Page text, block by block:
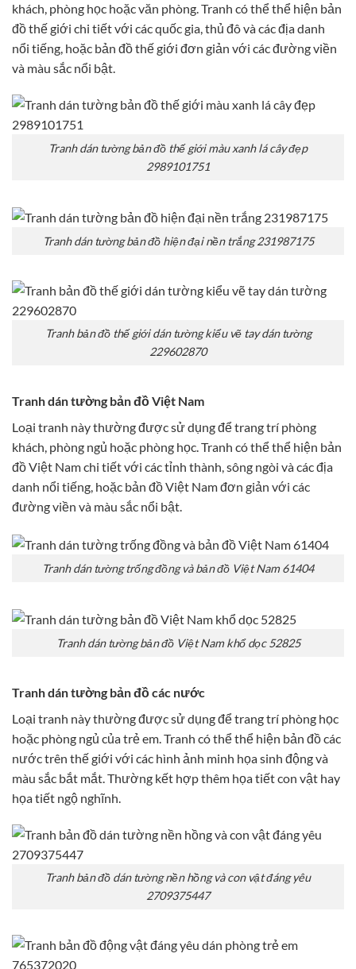
khách, phòng học hoặc văn phòng. Tranh có thể thể hiện bản
đồ thế giới chi tiết với các quốc gia, thủ đô và các địa danh
nổi tiếng, hoặc bản đồ thế giới đơn giản với các đường viền
và màu sắc nổi bật.
Tranh dán tường bản đồ thế giới màu xanh lá cây đẹp
2989101751
Tranh dán tường bản đồ hiện đại nền trắng 231987175
Tranh bản đồ thế giới dán tường kiểu vẽ tay dán tường
229602870
Tranh dán tường bản đồ Việt Nam
Loại tranh này thường được sử dụng để trang trí phòng
khách, phòng ngủ hoặc phòng học. Tranh có thể thể hiện bản
đồ Việt Nam chi tiết với các tỉnh thành, sông ngòi và các địa
danh nổi tiếng, hoặc bản đồ Việt Nam đơn giản với các
đường viền và màu sắc nổi bật.
Tranh dán tường trống đồng và bản đồ Việt Nam 61404
Tranh dán tường bản đồ Việt Nam khổ dọc 52825
Tranh dán tường bản đồ các nước
Loại tranh này thường được sử dụng để trang trí phòng học
hoặc phòng ngủ của trẻ em. Tranh có thể thể hiện bản đồ các
nước trên thế giới với các hình ảnh minh họa sinh động và
màu sắc bắt mắt. Thường kết hợp thêm họa tiết con vật hay
họa tiết ngộ nghĩnh.
Tranh bản đồ dán tường nền hồng và con vật đáng yêu
2709375447